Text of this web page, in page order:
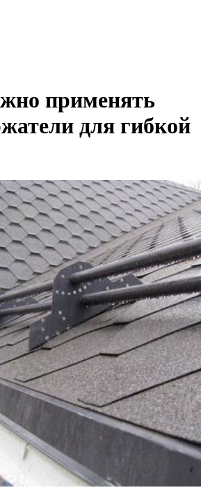
применять
для гибкой